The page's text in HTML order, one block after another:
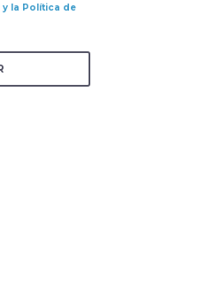
y la Política de